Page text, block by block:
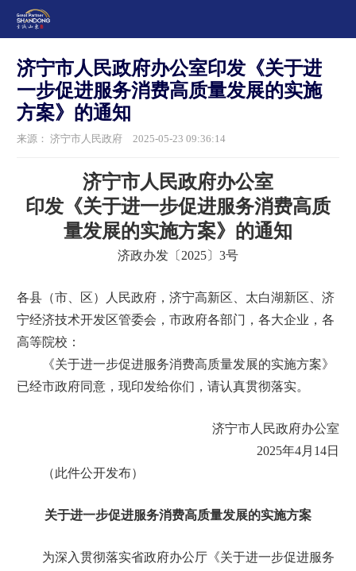
济宁市人民政府办公室印发《关于进
一步促进服务消费高质量发展的实施
方案》的通知
来源： 济宁市人民政府 2025-05-23 09:36:14
济宁市人民政府办公室
印发《关于进一步促进服务消费高质
量发展的实施方案》的通知
济政办发〔2025〕3号
各县（市、区）人民政府，济宁高新区、太白湖新区、济
宁经济技术开发区管委会，市政府各部门，各大企业，各
高等院校：
《关于进一步促进服务消费高质量发展的实施方案》
已经市政府同意，现印发给你们，请认真贯彻落实。
济宁市人民政府办公室
2025年4月14日
（此件公开发布）
关于进一步促进服务消费高质量发展的实施方案
为深入贯彻落实省政府办公厅《关于进一步促进服务